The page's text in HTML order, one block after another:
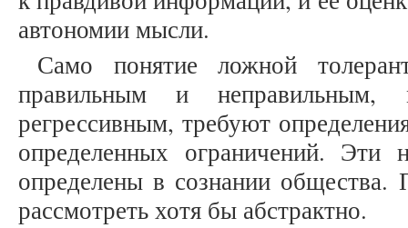
автономии мысли.
Само понятие ложной
правильным и
регрессивным, требуют
определенных ограничений.
определены в сознании
рассмотреть хотя бы абстрактно.